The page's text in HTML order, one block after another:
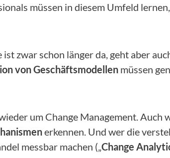
müssen in diesem Umfeld
zwar schon länger da, geht aber
von Geschäftsmodellen müssen
um Change Management. Auch
erkennen. Und wer die
messbar machen („Change